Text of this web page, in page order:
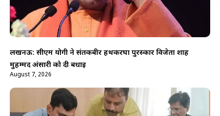
लखनऊ: सीएम योगी ने संतकबीर हथकरघा पुरस्कार विजेता शाह
मुहम्मद अंसारी को दी बधाई
August 7, 2026